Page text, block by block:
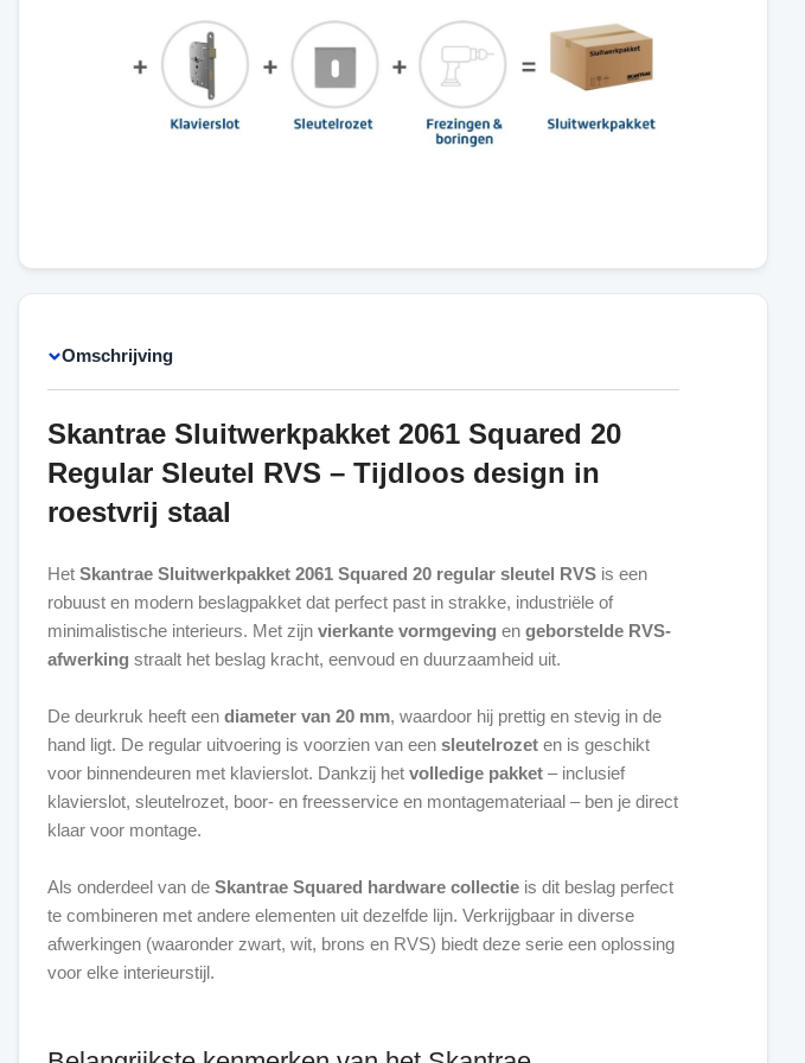
Omschrijving
Skantrae Sluitwerkpakket 2061 Squared 20
Regular Sleutel RVS – Tijdloos design in
roestvrij staal
Het Skantrae Sluitwerkpakket 2061 Squared 20 regular sleutel RVS is een
robuust en modern beslagpakket dat perfect past in strakke, industriële of
minimalistische interieurs. Met zijn vierkante vormgeving en geborstelde RVS-
afwerking straalt het beslag kracht, eenvoud en duurzaamheid uit.
De deurkruk heeft een diameter van 20 mm, waardoor hij prettig en stevig in de
hand ligt. De regular uitvoering is voorzien van een sleutelrozet en is geschikt
voor binnendeuren met klavierslot. Dankzij het volledige pakket – inclusief
klavierslot, sleutelrozet, boor- en freesservice en montagemateriaal – ben je direct
klaar voor montage.
Als onderdeel van de Skantrae Squared hardware collectie is dit beslag perfect
te combineren met andere elementen uit dezelfde lijn. Verkrijgbaar in diverse
afwerkingen (waaronder zwart, wit, brons en RVS) biedt deze serie een oplossing
voor elke interieurstijl.